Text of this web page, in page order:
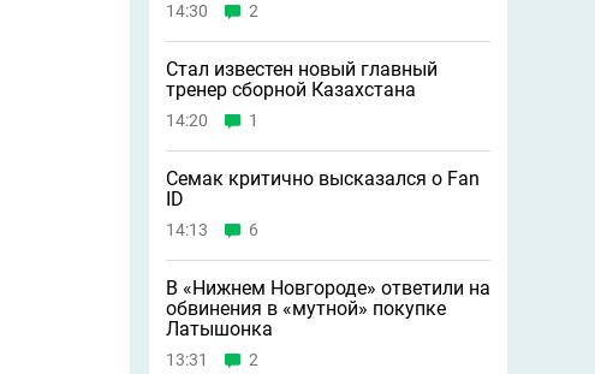
14:30 2
Стал известен новый главный
тренер сборной Казахстана
14:20 1
Семак критично высказался о Fan
ID
14:13 6
В «Нижнем Новгороде» ответили на
обвинения в «мутной» покупке
Латышонка
13:31 2